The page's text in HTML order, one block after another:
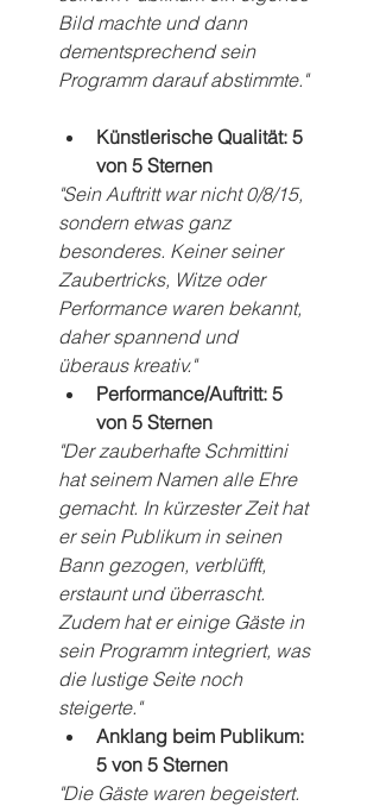
Bild machte und dann
dementsprechend sein
Programm darauf abstimmte."
Künstlerische Qualität: 5
von 5 Sternen
"Sein Auftritt war nicht 0/8/15,
sondern etwas ganz
besonderes. Keiner seiner
Zaubertricks, Witze oder
Performance waren bekannt,
daher spannend und
überaus kreativ."
Performance/Auftritt: 5
von 5 Sternen
"Der zauberhafte Schmittini
hat seinem Namen alle Ehre
gemacht. In kürzester Zeit hat
er sein Publikum in seinen
Bann gezogen, verblüfft,
erstaunt und überrascht.
Zudem hat er einige Gäste in
sein Programm integriert, was
die lustige Seite noch
steigerte."
Anklang beim Publikum:
5 von 5 Sternen
"Die Gäste waren begeistert.